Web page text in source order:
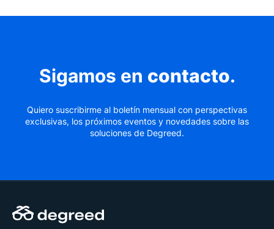
Sigamos en contacto.
Quiero suscribirme al boletín mensual con perspectivas
exclusivas, los próximos eventos y novedades sobre las
soluciones de Degreed.